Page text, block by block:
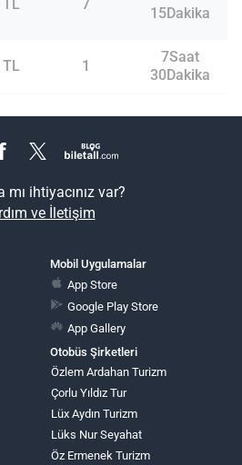
7
15Dakika
1
7Saat
30Dakika
mı ihtiyacınız var?
ve İletişim
Mobil Uygulamalar
App Store
Google Play Store
App Gallery
Otobüs Şirketleri
Özlem Ardahan Turizm
Çorlu Yıldız Tur
Lüx Aydın Turizm
Lüks Nur Seyahat
Öz Ermenek Turizm